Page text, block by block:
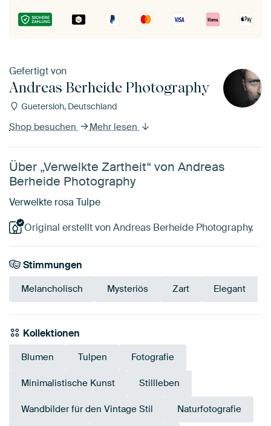
Gefertigt von
Andreas Berheide Photography
Guetersloh, Deutschland
Shop besuchen Mehr lesen
Über „Verwelkte Zartheit“ von Andreas
Berheide Photography
Verwelkte rosa Tulpe
Original erstellt von Andreas Berheide Photography.
Stimmungen
Melancholisch Mysteriös Zart Elegant
Kollektionen
Blumen Tulpen Fotografie
Minimalistische Kunst Stillleben
Wandbilder für den Vintage Stil Naturfotografie